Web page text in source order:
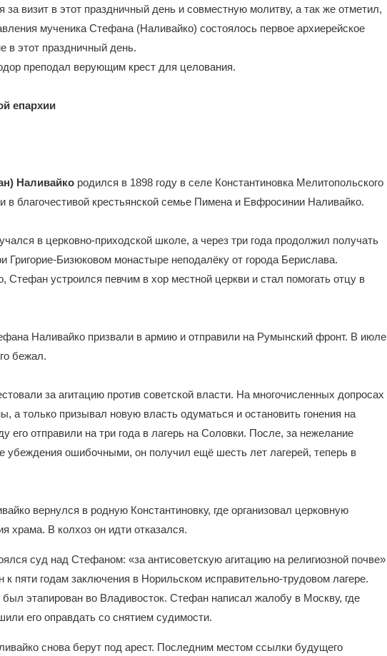
за визит в этот праздничный день и совместную молитву, а так же отметил,
мученика Стефана (Наливайко) состоялось первое архиерейское
в этот праздничный день.
преподал верующим крест для целования.
епархии
Наливайко родился в 1898 году в селе Константиновка Мелитопольского
в благочестивой крестьянской семье Пимена и Евфросинии Наливайко.
в церковно-приходской школе, а через три года продолжил получать
Григорие-Бизюковом монастыре неподалёку от города Берислава.
Стефан устроился певчим в хор местной церкви и стал помогать отцу в
Наливайко призвали в армию и отправили на Румынский фронт. В июле
бежал.
за агитацию против советской власти. На многочисленных допросах
а только призывал новую власть одуматься и остановить гонения на
его отправили на три года в лагерь на Соловки. После, за нежелание
убеждения ошибочными, он получил ещё шесть лет лагерей, теперь в
вернулся в родную Константиновку, где организовал церковную
храма. В колхоз он идти отказался.
суд над Стефаном: «за антисоветскую агитацию на религиозной почве»
к пяти годам заключения в Норильском исправительно-трудовом лагере.
этапирован во Владивосток. Стефан написал жалобу в Москву, где
его оправдать со снятием судимости.
снова берут под арест. Последним местом ссылки будущего